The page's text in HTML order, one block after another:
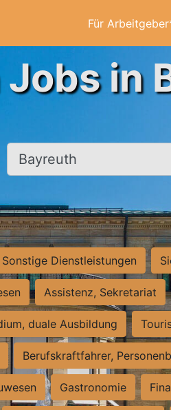
Für
in
Ort, Stadt
Sonstige Dienstleistungen
Assistenz, Sekretariat
duale Ausbildung
Berufskraftfahrer,
Gastronomie